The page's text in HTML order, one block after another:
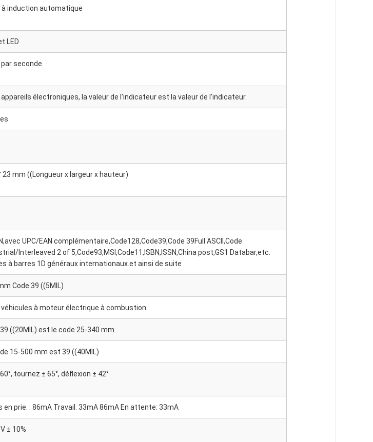
à induction automatique
LED
seconde
appareils électroniques, la valeur de l'indicateur est la valeur de l'indicateur.
23 mm ((Longueur x largeur x hauteur)
UPC/EAN complémentaire,Code128,Code39,Code 39Full ASCII,Code
Interleaved 2 of 5,Code93,MSI,Code11,ISBN,ISSN,China post,GS1 Databar,etc.
à barres 1D généraux internationaux.et ainsi de suite
Code 39 ((5MIL)
véhicules à moteur électrique à combustion
((20MIL) est le code 25-340 mm.
15-500 mm est 39 ((40MIL)
tournez ± 65°, déflexion ± 42°
en prie. : 86mA Travail: 33mA 86mA En attente: 33mA
± 10%